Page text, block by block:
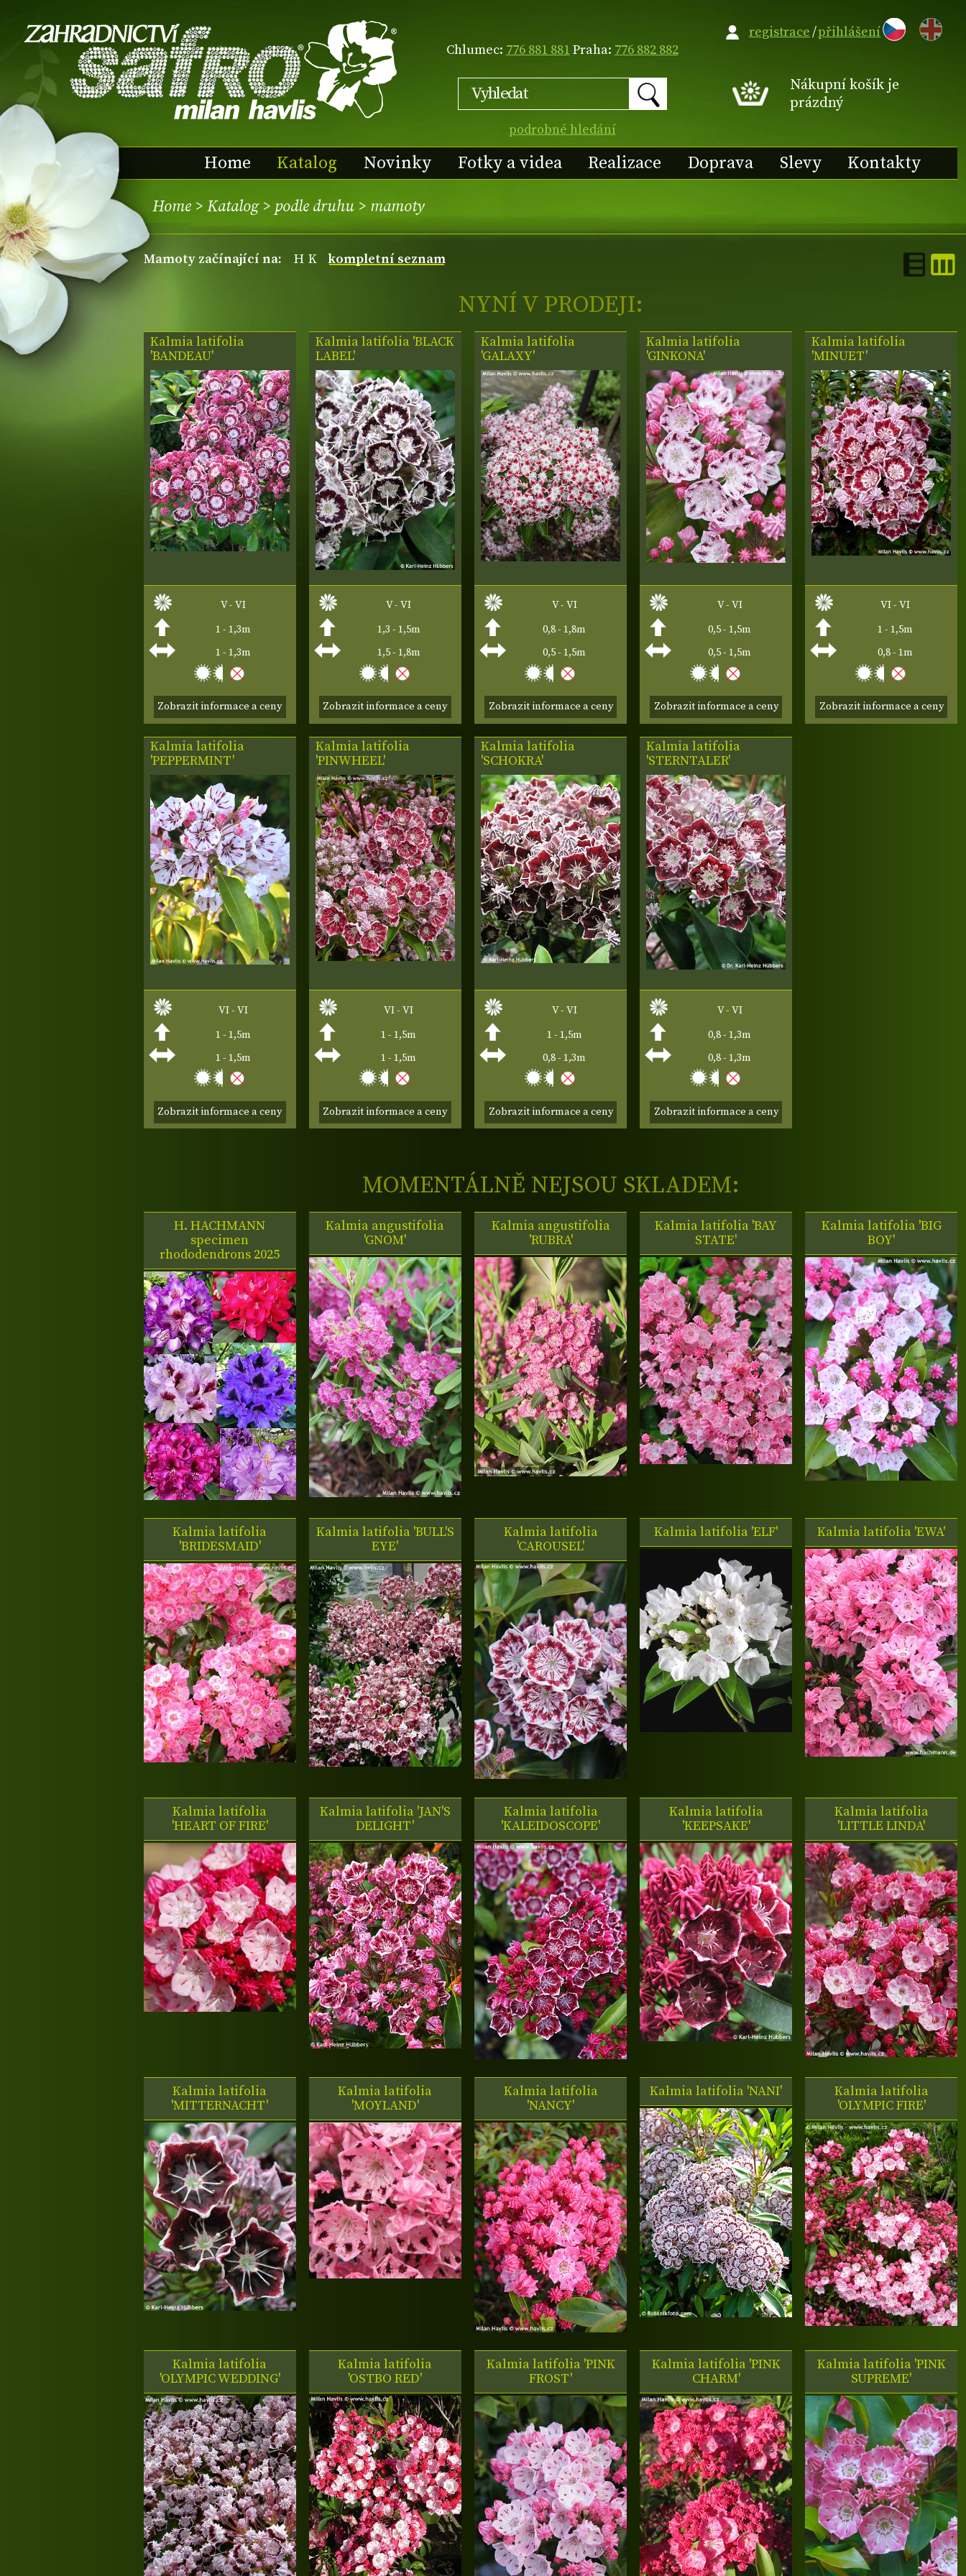
Chlumec: 776 881 881Praha: 776 882 882
podrobné hledání
EN
Nákupní košík je
prázdný
Home Katalog Novinky Fotky a videa Realizace Doprava Slevy Kontakty
registrace/přihlášení
Home > Katalog> podle druhu > mamoty
mamoty začínající na: H K kompletní seznam
NYNÍ V PRODEJI:
Kalmia latifolia
'BANDEAU'
V - VI
1 - 1,3m
1 - 1,3m
Zobrazit informace a ceny
Kalmia latifolia 'BLACK
LABEL'
V - VI
1,3 - 1,5m
1,5 - 1,8m
Zobrazit informace a ceny
Kalmia latifolia
'GALAXY'
V - VI
0,8 - 1,8m
0,5 - 1,5m
Zobrazit informace a ceny
Kalmia latifolia
'GINKONA'
V - VI
0,5 - 1,5m
0,5 - 1,5m
Zobrazit informace a ceny
Kalmia latifolia
'MINUET'
VI - VI
1 - 1,5m
0,8 - 1m
Zobrazit informace a ceny
Kalmia latifolia
'PEPPERMINT'
VI - VI
1 - 1,5m
1 - 1,5m
Zobrazit informace a ceny
Kalmia latifolia
'PINWHEEL'
VI - VI
1 - 1,5m
1 - 1,5m
Zobrazit informace a ceny
Kalmia latifolia
'SCHOKRA'
V - VI
1 - 1,5m
0,8 - 1,3m
Zobrazit informace a ceny
Kalmia latifolia
'STERNTALER'
V - VI
0,8 - 1,3m
0,8 - 1,3m
Zobrazit informace a ceny
MOMENTÁLNĚ NEJSOU SKLADEM:
H. HACHMANN
specimen
rhododendrons 2025
Kalmia angustifolia
'GNOM'
Kalmia angustifolia
'RUBRA'
Kalmia latifolia 'BAY
STATE'
Kalmia latifolia 'BIG
BOY'
Kalmia latifolia
'BRIDESMAID'
Kalmia latifolia 'BULL'S
EYE'
Kalmia latifolia
'CAROUSEL'
Kalmia latifolia 'ELF' Kalmia latifolia 'EWA'
Kalmia latifolia
'HEART OF FIRE'
Kalmia latifolia 'JAN'S
DELIGHT'
Kalmia latifolia
'KALEIDOSCOPE'
Kalmia latifolia
'KEEPSAKE'
Kalmia latifolia
'LITTLE LINDA'
Kalmia latifolia
'MITTERNACHT'
Kalmia latifolia
'MOYLAND'
Kalmia latifolia
'NANCY'
Kalmia latifolia 'NANI'
Kalmia latifolia
'OLYMPIC FIRE'
Kalmia latifolia
'OLYMPIC WEDDING'
Kalmia latifolia
'OSTBO RED'
Kalmia latifolia 'PINK
FROST'
Kalmia latifolia 'PINK
CHARM'
Kalmia latifolia 'PINK
SUPREME'